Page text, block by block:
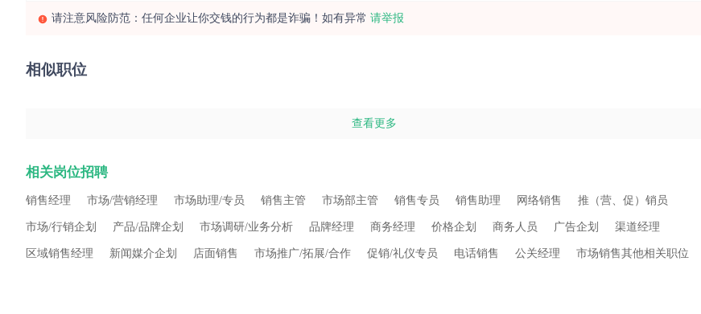
请注意风险防范：任何企业让你交钱的行为都是诈骗！如有异常 请举报
相似职位
查看更多
相关岗位招聘
销售经理 市场/营销经理 市场助理/专员 销售主管 市场部主管 销售专员 销售助理 网络销售 推（营、促）销员
市场/行销企划 产品/品牌企划 市场调研/业务分析 品牌经理 商务经理 价格企划 商务人员 广告企划 渠道经理
区域销售经理 新闻媒介企划 店面销售 市场推广/拓展/合作 促销/礼仪专员 电话销售 公关经理 市场销售其他相关职位